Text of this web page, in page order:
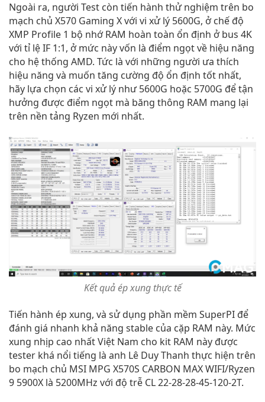
Ngoài ra, người Test còn tiến hành thử nghiệm trên bo
mạch chủ X570 Gaming X với vi xử lý 5600G, ở chế độ
XMP Profile 1 bộ nhớ RAM hoàn toàn ổn định ở bus 4K
với tỉ lệ IF 1:1, ở mức này vốn là điểm ngọt về hiệu năng
cho hệ thống AMD. Tức là với những người ưa thích
hiệu năng và muốn tăng cường độ ổn định tốt nhất,
hãy lựa chọn các vi xử lý như 5600G hoặc 5700G để tận
hưởng được điểm ngọt mà băng thông RAM mang lại
trên nền tảng Ryzen mới nhất.
Kết quả ép xung thực tế
Tiến hành ép xung, và sử dụng phần mềm SuperPI để
đánh giá nhanh khả năng stable của cặp RAM này. Mức
xung nhịp cao nhất Việt Nam cho kit RAM này được
tester khá nổi tiếng là anh Lê Duy Thanh thực hiện trên
bo mạch chủ MSI MPG X570S CARBON MAX WIFI/Ryzen
9 5900X là 5200MHz với độ trễ CL 22-28-28-45-120-2T.